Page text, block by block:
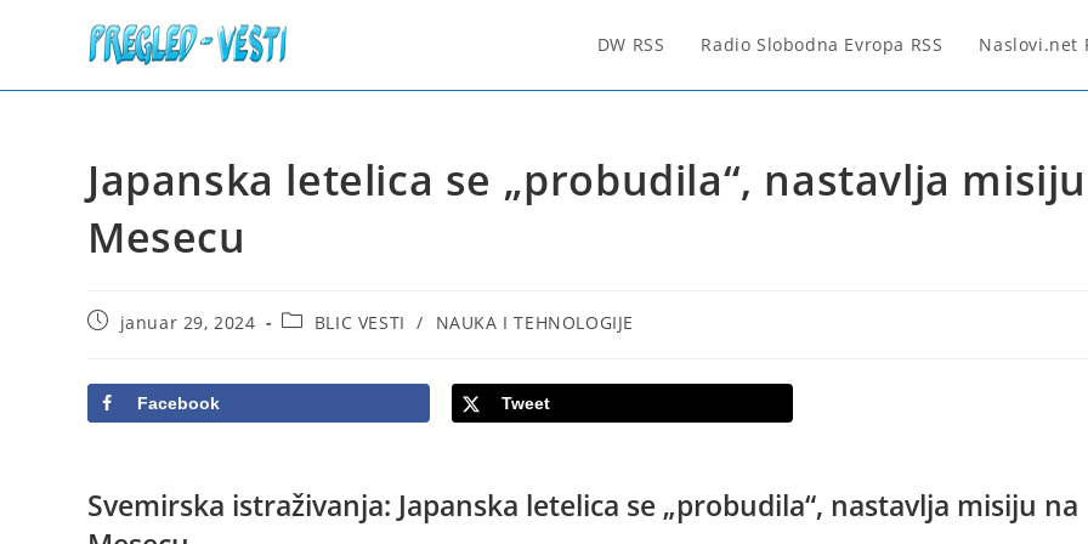
DW RSS Radio Slobodna Evropa RSS Naslovi.net
Japanska letelica se „probudila“, nastavlja
Mesecu
Postjanuar 29, 2024
PostBLIC VESTI / NAUKA I TEHNOLOGIJE
Facebook Tweet
Svemirska istraživanja: Japanska letelica se „probudila“, nastavlja misiju na